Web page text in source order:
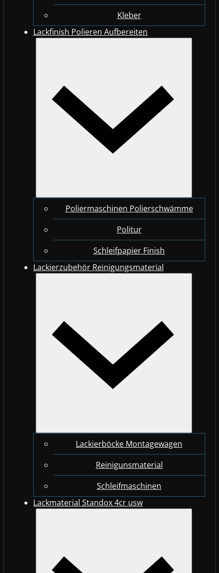
Kleber
Lackfinish Polieren Aufbereiten
Poliermaschinen Polierschwämme
Politur
Schleifpapier Finish
Lackierzubehör Reinigungsmaterial
Lackierböcke Montagewagen
Reinigunsmaterial
Schleifmaschinen
Lackmaterial Standox 4cr usw